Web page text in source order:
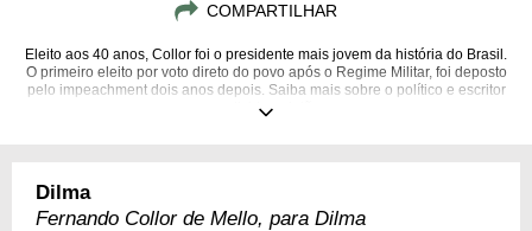
COMPARTILHAR
Eleito aos 40 anos, Collor foi o presidente mais jovem da história do Brasil.
O primeiro eleito por voto direto do povo após o Regime Militar, foi deposto
pelo impeachment dois anos depois. Saiba mais sobre o político e escritor
que divide opiniões.
Dilma
Fernando Collor de Mello, para Dilma